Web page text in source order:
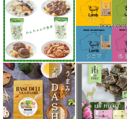
スマイリー Smiley
ソウルメイト SoulMate
ソリッドゴールド Solid Gold
ディアブロ（Deer Blow）
テラカニス TerraCanis